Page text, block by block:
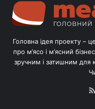
Головна ідея проекту –
про м’ясо і м’ясний
зручним і затишним для